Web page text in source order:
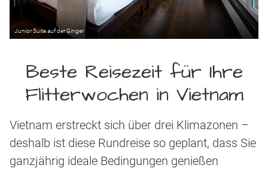
Junior Suite auf der Ginger
Beste Reisezeit für Ihre
Flitterwochen in Vietnam
Vietnam erstreckt sich über drei Klimazonen –
deshalb ist diese Rundreise so geplant, dass Sie
ganzjährig ideale Bedingungen genießen